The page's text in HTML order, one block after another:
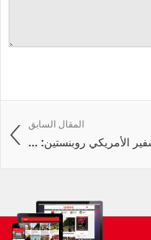
المقال السابق
الأمريكي روبنستين: ...